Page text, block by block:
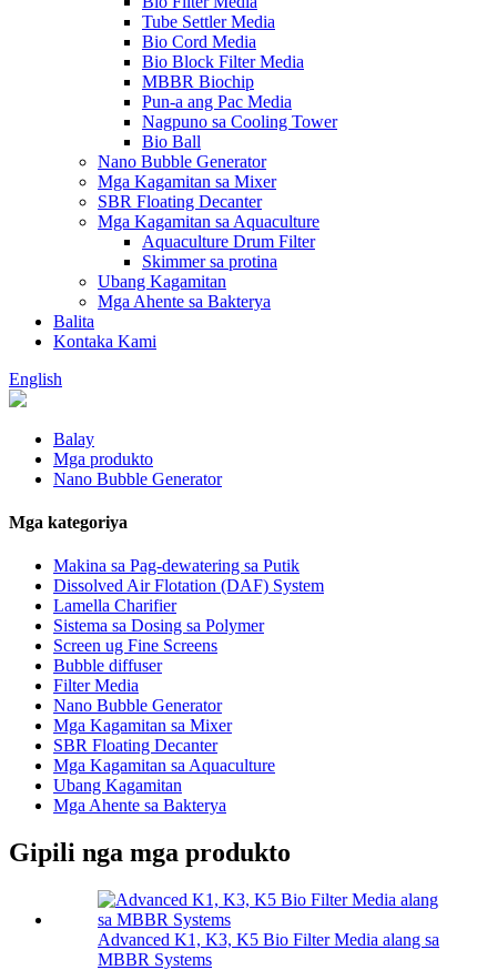
Tube Settler Media
Bio Cord Media
Bio Block Filter Media
MBBR Biochip
Pun-a ang Pac Media
Nagpuno sa Cooling Tower
Bio Ball
Nano Bubble Generator
Mga Kagamitan sa Mixer
SBR Floating Decanter
Mga Kagamitan sa Aquaculture
Aquaculture Drum Filter
Skimmer sa protina
Ubang Kagamitan
Mga Ahente sa Bakterya
Balita
Kontaka Kami
English
Balay
Mga produkto
Nano Bubble Generator
Mga kategoriya
Makina sa Pag-dewatering sa Putik
Dissolved Air Flotation (DAF) System
Lamella Charifier
Sistema sa Dosing sa Polymer
Screen ug Fine Screens
Bubble diffuser
Filter Media
Nano Bubble Generator
Mga Kagamitan sa Mixer
SBR Floating Decanter
Mga Kagamitan sa Aquaculture
Ubang Kagamitan
Mga Ahente sa Bakterya
Gipili nga mga produkto
Advanced K1, K3, K5 Bio Filter Media alang sa
MBBR Systems